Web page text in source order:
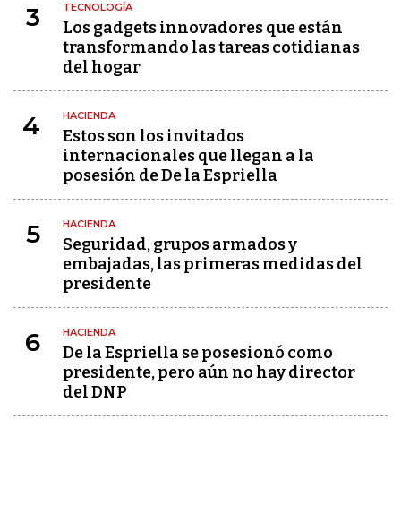
3 TECNOLOGÍA
Los gadgets innovadores que están
transformando las tareas cotidianas
del hogar
4 HACIENDA
Estos son los invitados
internacionales que llegan a la
posesión de De la Espriella
5 HACIENDA
Seguridad, grupos armados y
embajadas, las primeras medidas del
presidente
6 HACIENDA
De la Espriella se posesionó como
presidente, pero aún no hay director
del DNP